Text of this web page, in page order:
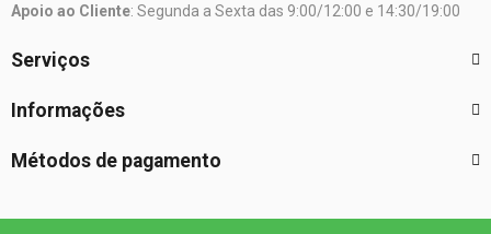
Apoio ao Cliente: Segunda a Sexta das 9:00/12:00 e 14:30/19:00
Serviços
Informações
Métodos de pagamento